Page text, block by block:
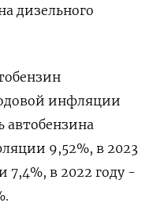
дизельного
инфляции
‌автобензина
9,52%, в 2023
7,4%, в 2022 году -